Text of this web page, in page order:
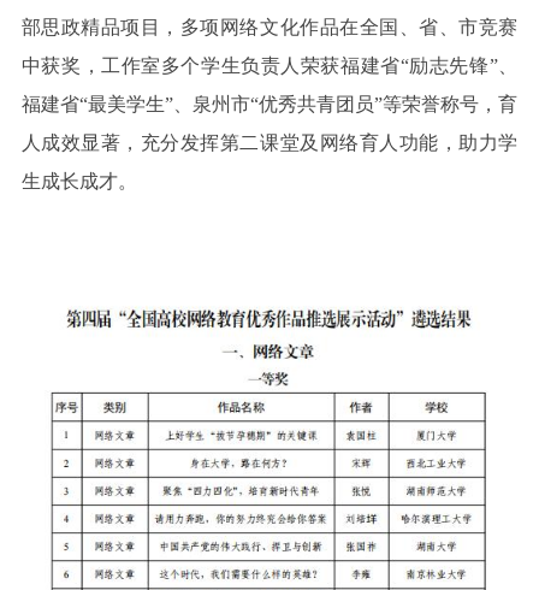
部思政精品项目，多项网络文化作品在全国、省、市竞赛
中获奖，工作室多个学生负责人荣获福建省“励志先锋”、
福建省“最美学生”、泉州市“优秀共青团员”等荣誉称号，育
人成效显著，充分发挥第二课堂及网络育人功能，助力学
生成长成才。